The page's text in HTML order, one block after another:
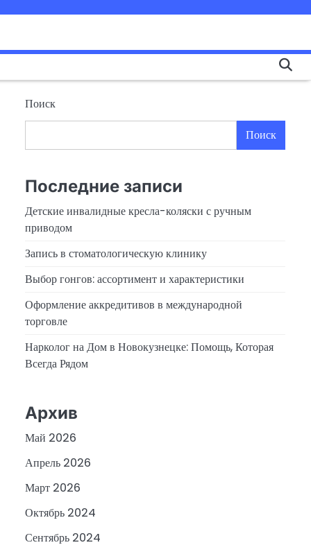
Поиск
Поиск
Последние записи
Детские инвалидные кресла-коляски с ручным
приводом
Запись в стоматологическую клинику
Выбор гонгов: ассортимент и характеристики
Оформление аккредитивов в международной
торговле
Нарколог на Дом в Новокузнецке: Помощь, Которая
Всегда Рядом
Архив
Май 2026
Апрель 2026
Март 2026
Октябрь 2024
Сентябрь 2024